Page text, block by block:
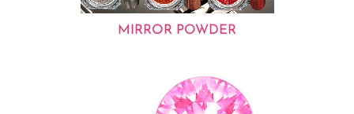
MIRROR POWDER